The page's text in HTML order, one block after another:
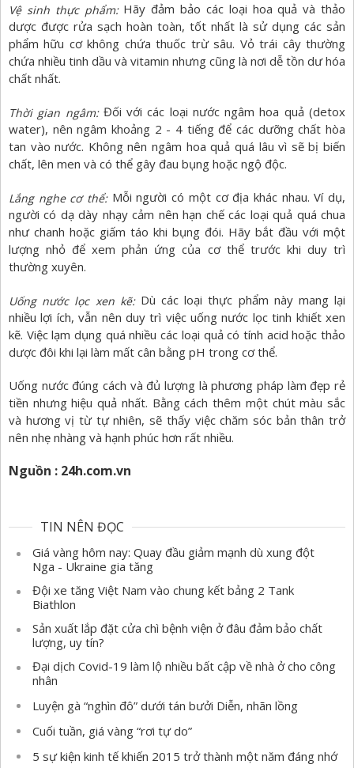
Vệ sinh thực phẩm: Hãy đảm bảo các loại hoa quả và thảo
dược được rửa sạch hoàn toàn, tốt nhất là sử dụng các sản
phẩm hữu cơ không chứa thuốc trừ sâu. Vỏ trái cây thường
chứa nhiều tinh dầu và vitamin nhưng cũng là nơi dễ tồn dư hóa
chất nhất.
Thời gian ngâm: Đối với các loại nước ngâm hoa quả (detox
water), nên ngâm khoảng 2 - 4 tiếng để các dưỡng chất hòa
tan vào nước. Không nên ngâm hoa quả quá lâu vì sẽ bị biến
chất, lên men và có thể gây đau bụng hoặc ngộ độc.
Lắng nghe cơ thể: Mỗi người có một cơ địa khác nhau. Ví dụ,
người có dạ dày nhạy cảm nên hạn chế các loại quả quá chua
như chanh hoặc giấm táo khi bụng đói. Hãy bắt đầu với một
lượng nhỏ để xem phản ứng của cơ thể trước khi duy trì
thường xuyên.
Uống nước lọc xen kẽ: Dù các loại thực phẩm này mang lại
nhiều lợi ích, vẫn nên duy trì việc uống nước lọc tinh khiết xen
kẽ. Việc lạm dụng quá nhiều các loại quả có tính acid hoặc thảo
dược đôi khi lại làm mất cân bằng pH trong cơ thể.
Uống nước đúng cách và đủ lượng là phương pháp làm đẹp rẻ
tiền nhưng hiệu quả nhất. Bằng cách thêm một chút màu sắc
và hương vị từ tự nhiên, sẽ thấy việc chăm sóc bản thân trở
nên nhẹ nhàng và hạnh phúc hơn rất nhiều.
Nguồn : 24h.com.vn
TIN NÊN ĐỌC
Giá vàng hôm nay: Quay đầu giảm mạnh dù xung đột
Nga - Ukraine gia tăng
Đội xe tăng Việt Nam vào chung kết bảng 2 Tank
Biathlon
Sản xuất lắp đặt cửa chì bệnh viện ở đâu đảm bảo chất
lượng, uy tín?
Đại dịch Covid-19 làm lộ nhiều bất cập về nhà ở cho công
nhân
Luyện gà “nghìn đô” dưới tán bưởi Diễn, nhãn lồng
Cuối tuần, giá vàng “rơi tự do”
5 sự kiện kinh tế khiến 2015 trở thành một năm đáng nhớ